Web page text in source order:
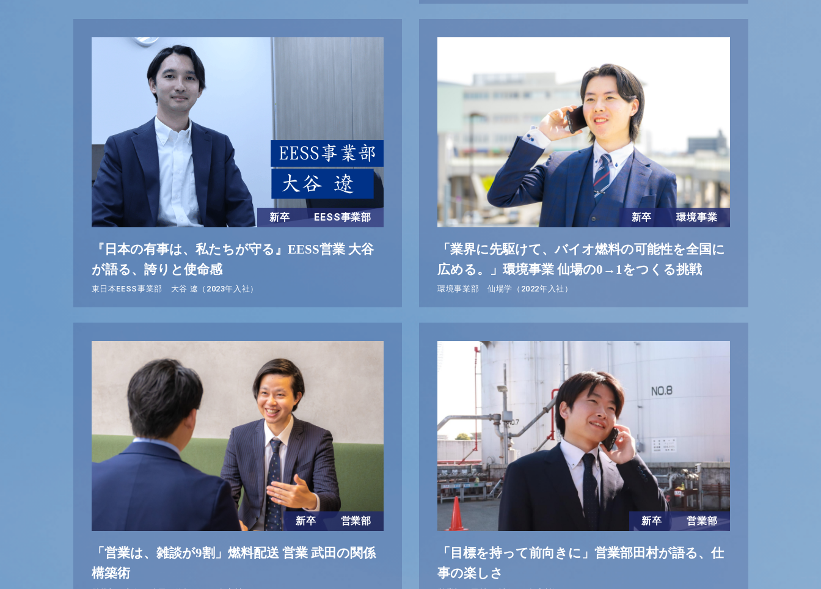
新卒 EESS事業部
『日本の有事は、私たちが守る』EESS営業 大谷
が語る、誇りと使命感
東日本EESS事業部 大谷 遼（2023年入社）
新卒 環境事業
「業界に先駆けて、バイオ燃料の可能性を全国に
広める。」環境事業 仙場の0→1をつくる挑戦
環境事業部 仙場学（2022年入社）
新卒 営業部
「営業は、雑談が9割」燃料配送 営業 武田の関係
構築術
新卒 営業部
「目標を持って前向きに」営業部田村が語る、仕
事の楽しさ